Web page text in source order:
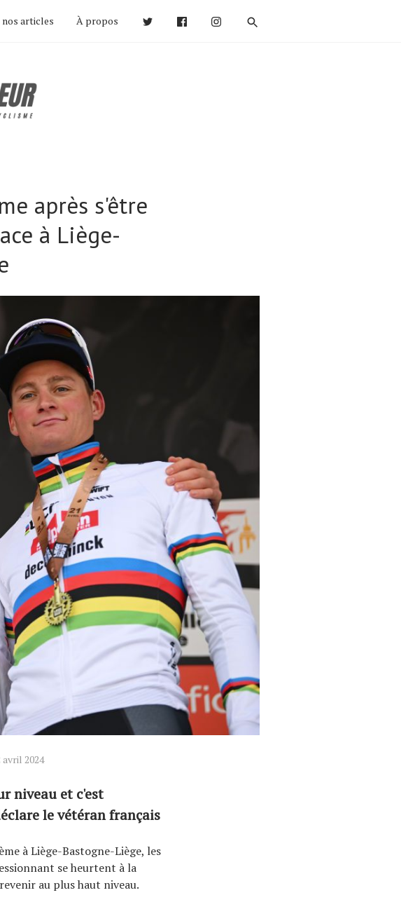
nos articles À propos
après s'être
à Liège-
avril 2024
niveau et c'est
le vétéran français
à Liège-Bastogne-Liège, les
se heurtent à la
au plus haut niveau.